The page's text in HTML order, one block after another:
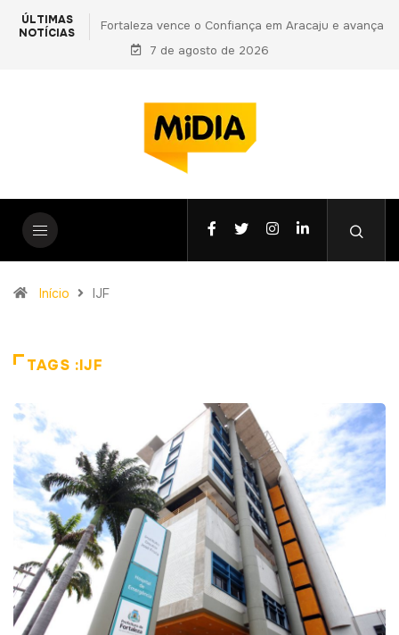
ÚLTIMAS
NOTÍCIAS
Aracaju e avança
PF prende primo de Daniel Vorcaro e aponta
vantagens indevidas a Ciro Nogueira em nova
7 de agosto de 2026
Início IJF
TAGS :IJF